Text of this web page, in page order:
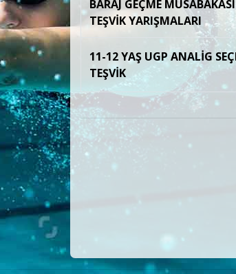
BARAJ GEÇME
TEŞVİK YARIŞMALARI
11-12 YAŞ UGP ANALİG
TEŞVİK